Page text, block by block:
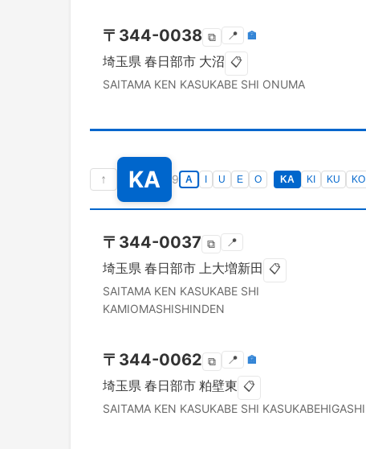
〒 344-0038 ⧉ 📍 🏣
埼玉県 春日部市 大沼 📋
SAITAMA KEN KASUKABE SHI ONUMA
↑ KA 9 A U E O KA KI KU KO
〒 344-0037 ⧉ 📍
埼玉県 春日部市 上大増新田 📋
SAITAMA KEN KASUKABE SHI
KAMIOMASHISHINDEN
〒 344-0062 ⧉ 📍 🏣
埼玉県 春日部市 粕壁東 📋
SAITAMA KEN KASUKABE SHI KASUKABEHIGASHI